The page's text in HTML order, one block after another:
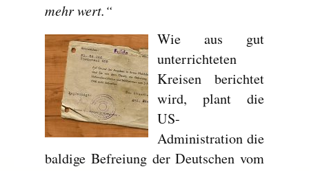
mehr wert.“
Wie aus gut
unterrichteten
Kreisen berichtet
wird, plant die
US-
Administration die
baldige Befreiung der Deutschen vom